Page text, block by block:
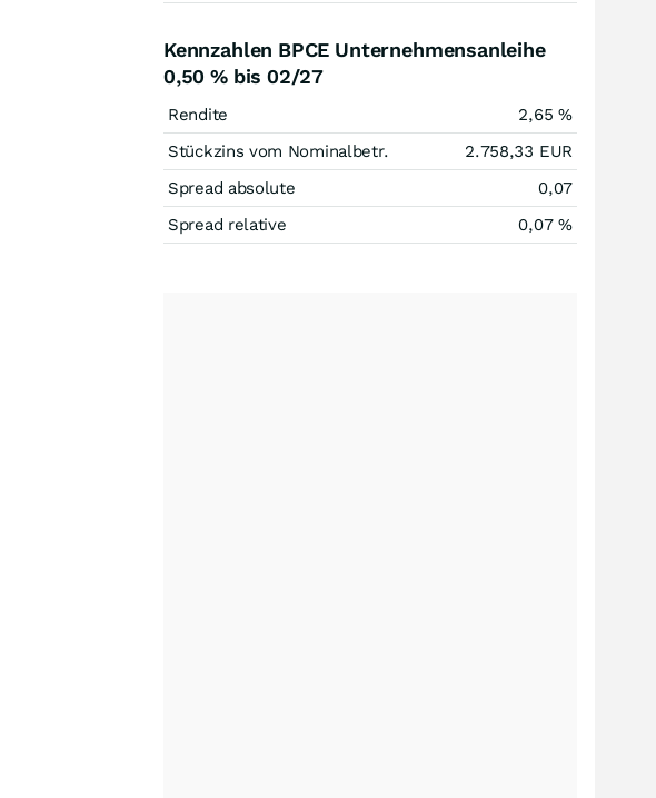
Kennzahlen BPCE Unternehmensanleihe
0,50 % bis 02/27
Rendite 2,65 %
Stückzins vom Nominalbetr.
2.758,33 EUR
Spread absolute
0,07
Spread relative
0,07 %